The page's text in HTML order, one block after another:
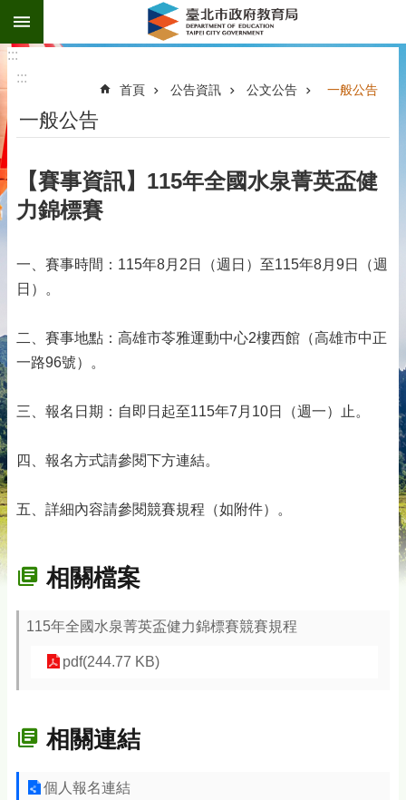
跳到主要內容區塊
:::
:::
首頁 公告資訊 公文公告 一般公告
一般公告
【賽事資訊】115年全國水泉菁英盃健
力錦標賽
一、賽事時間：115年8月2日（週日）至115年8月9日（週
日）。
二、賽事地點：高雄市苓雅運動中心2樓西館（高雄市中正
一路96號）。
三、報名日期：自即日起至115年7月10日（週一）止。
四、報名方式請參閱下方連結。
五、詳細內容請參閱競賽規程（如附件）。
相關檔案
115年全國水泉菁英盃健力錦標賽競賽規程
pdf(244.77 KB)
相關連結
個人報名連結